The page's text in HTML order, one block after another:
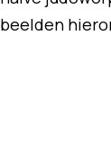
beelden